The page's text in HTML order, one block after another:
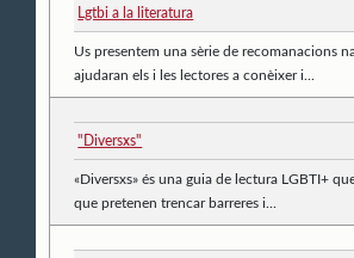
Lgtbi a la literatura
Us presentem una sèrie de recomanacions
ajudaran els i les lectores a conèixer i...
"Diversxs"
«Diversxs» és una guia de lectura LGBTI+
que pretenen trencar barreres i...